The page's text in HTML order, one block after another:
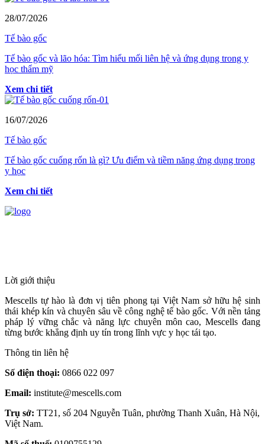
28/07/2026
Tế bào gốc
Tế bào gốc và lão hóa: Tìm hiểu mối liên hệ và ứng dụng trong y
học thẩm mỹ
Xem chi tiết
16/07/2026
Tế bào gốc
Tế bào gốc cuống rốn là gì? Ưu điểm và tiềm năng ứng dụng trong
y học
Xem chi tiết
Lời giới thiệu
Mescells tự hào là đơn vị tiên phong tại Việt Nam sở hữu hệ sinh
thái khép kín và chuyên sâu về công nghệ tế bào gốc. Với nền tảng
pháp lý vững chắc và năng lực chuyên môn cao, Mescells đang
từng bước khẳng định uy tín trong lĩnh vực y học tái tạo.
Thông tin liên hệ
Số điện thoại: 0866 022 097
Email: institute@mescells.com
Trụ sở: TT21, số 204 Nguyễn Tuân, phường Thanh Xuân, Hà Nội,
Việt Nam.